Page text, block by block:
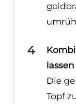
lassen
Die
Topf